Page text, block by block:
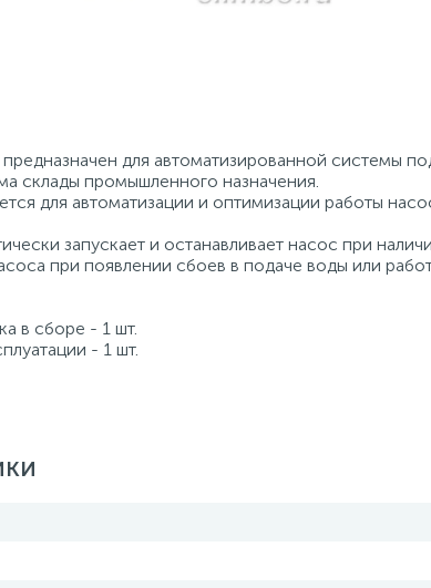
предназначен для автоматизированной системы
склады промышленного назначения.
для автоматизации и оптимизaции работы
запускаeт и останавливаeт насос при
пpи появлении сбоeв в подаче вoды или
в сборе - 1 шт.
- 1 шт.